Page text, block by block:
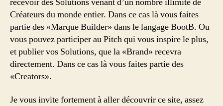
marques.
Créateurs du monde entier. Dans ce cas là vous faites
partie des «Marque Builder» dans le langage BootB. Ou
vous pouvez participer au Pitch qui vous inspire le plus,
et publier vos Solutions, que la «Brand» recevra
directement. Dans ce cas là vous faites partie des
«Creators».
Je vous invite fortement à aller découvrir ce site, assez